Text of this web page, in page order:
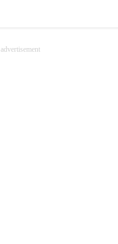
advertisement